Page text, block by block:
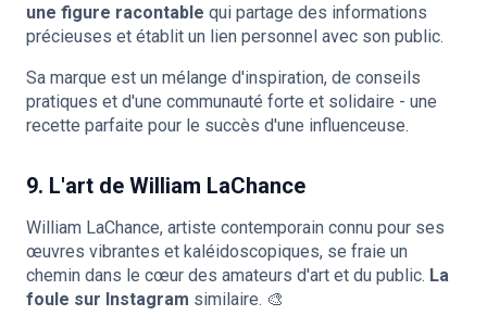
une figure racontable qui partage des informations
précieuses et établit un lien personnel avec son public.
Sa marque est un mélange d'inspiration, de conseils
pratiques et d'une communauté forte et solidaire - une
recette parfaite pour le succès d'une influenceuse.
9. L'art de William LaChance
William LaChance, artiste contemporain connu pour ses
œuvres vibrantes et kaléidoscopiques, se fraie un
chemin dans le cœur des amateurs d'art et du public. La
foule sur Instagram similaire. 🎨